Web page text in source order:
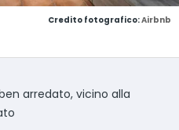
Credito fotografico:Airbnb
arredato, vicino alla